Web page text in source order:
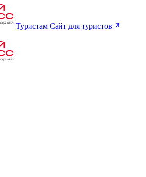
Туристам Сайт для туристов